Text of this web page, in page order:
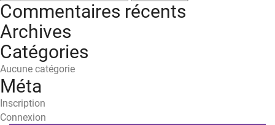
Commentaires récents
Archives
Catégories
Aucune catégorie
Méta
Inscription
Connexion